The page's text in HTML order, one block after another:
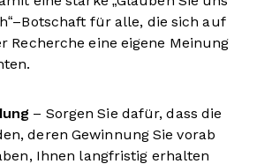
für alle, die sich auf
Recherche eine eigene Meinung
– Sorgen Sie dafür, dass die
deren Gewinnung Sie vorab
Ihnen langfristig erhalten